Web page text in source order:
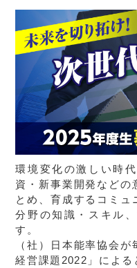
環境変化の激しい時
資・新事業開発などの
とめ、育成するコミュ
分野の知識・スキル
す。
（社）日本能率協会
経営課題2022」によ